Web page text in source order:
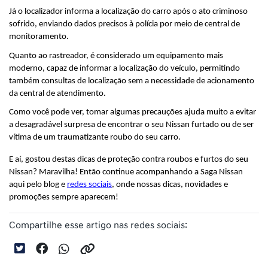
Já o localizador informa a localização do carro após o ato criminoso
sofrido, enviando dados precisos à polícia por meio de central de
monitoramento.
Quanto ao rastreador, é considerado um equipamento mais
moderno, capaz de informar a localização do veículo, permitindo
também consultas de localização sem a necessidade de acionamento
da central de atendimento.
Como você pode ver, tomar algumas precauções ajuda muito a evitar
a desagradável surpresa de encontrar o seu Nissan furtado ou de ser
vítima de um traumatizante roubo do seu carro.
E aí, gostou destas dicas de proteção contra roubos e furtos do seu
Nissan? Maravilha! Então continue acompanhando a Saga Nissan
aqui pelo blog e redes sociais, onde nossas dicas, novidades e
promoções sempre aparecem!
Compartilhe esse artigo nas redes sociais: